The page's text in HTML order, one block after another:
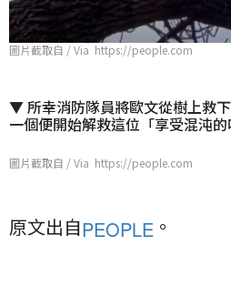
圖片截取自 / Via https://people.com
▼ 所幸消防隊員將歐文從樹上救
一個便開始解救這位「享受混沌的
圖片截取自 / Via https://people.com
原文出自PEOPLE 。